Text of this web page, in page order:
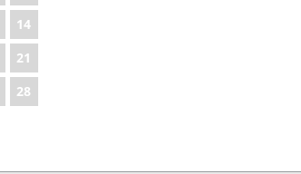
14
21
28